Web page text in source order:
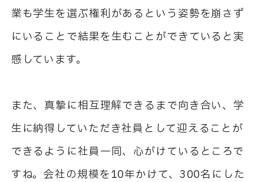
業も学生を選ぶ権利があるという姿勢を崩さず
にいることで結果を生むことができていると実
感しています。
また、真摯に相互理解できるまで向き合い、学
生に納得していただき社員として迎えることが
できるように社員一同、心がけているところで
すね。会社の規模を10年かけて、300名にした